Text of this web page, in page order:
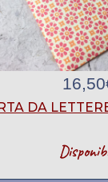
16,50
DA